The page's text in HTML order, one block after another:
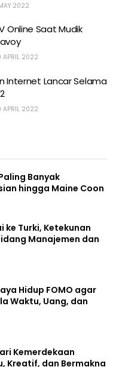
2022
Online Saat Mudik
APRIL 2022
Internet Lancar Selama
APRIL 2022
Banyak
hingga Maine Coon
ke Turki, Ketekunan
Manajemen dan
Hidup FOMO agar
Waktu, Uang, dan
Kemerdekaan
Kreatif, dan Bermakna